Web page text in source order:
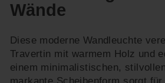
Wände
Diese moderne Wandleuchte
Travertin mit warmem Holz und
einem minimalistischen,